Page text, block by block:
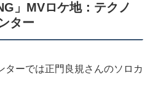
」MVロケ地：テクノ
ター
ターでは正門良規さんのソロカ